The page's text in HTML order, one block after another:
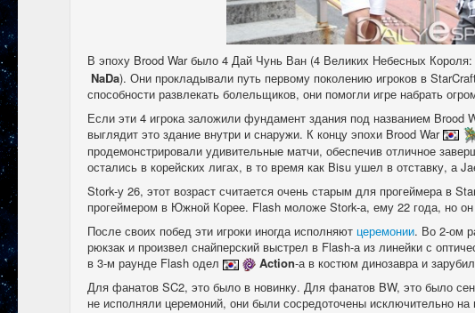
В эпоху Brood War было 4 Дай Чунь Ван (4 Великих Небесных Короля:
NaDa). Они прокладывали путь первому поколению игроков в
способности развлекать болельщиков, они помогли игре набрать
Если эти 4 игрока заложили фундамент здания под названием Brood
выглядит это здание внутри и снаружи. К концу эпохи Brood War
продемонстрировали удивительные матчи, обеспечив отличное
остались в корейских лигах, в то время как Bisu ушел в отставку, а
Stork-у 26, этот возраст считается очень старым для прогеймера в
прогеймером в Южной Корее. Flash моложе Stork-а, ему 22 года, но
После своих побед эти игроки иногда исполняют церемонии. Во 2-ом
рюкзак и произвел снайперский выстрел в Flash-а из линейки с
в 3-м раунде Flash одел
Action-а в костюм динозавра и
Для фанатов SC2, это было в новинку. Для фанатов BW, это было
не исполняли церемоний, они были сосредоточены исключительно на